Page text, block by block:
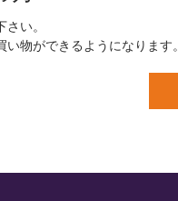
い。
物ができるようになります。